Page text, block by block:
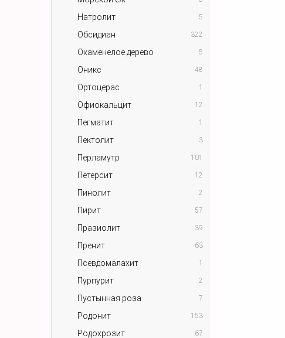
Натролит 5
Обсидиан 322
Окаменелое дерево 5
Оникс 48
Ортоцерас 1
Офиокальцит 12
Пегматит 1
Пектолит 3
Перламутр 101
Петерсит 12
Пинолит 2
Пирит 57
Празиолит 39
Пренит 63
Псевдомалахит 1
Пурпурит 2
Пустынная роза 7
Родонит 153
Родохрозит 67